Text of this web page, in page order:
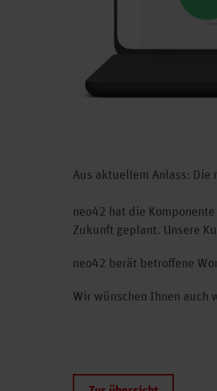
Aus aktuellem Anlass:
neo42 hat die
Zukunft geplant. Unsere
neo42 berät betroffene
Wir wünschen Ihnen auch